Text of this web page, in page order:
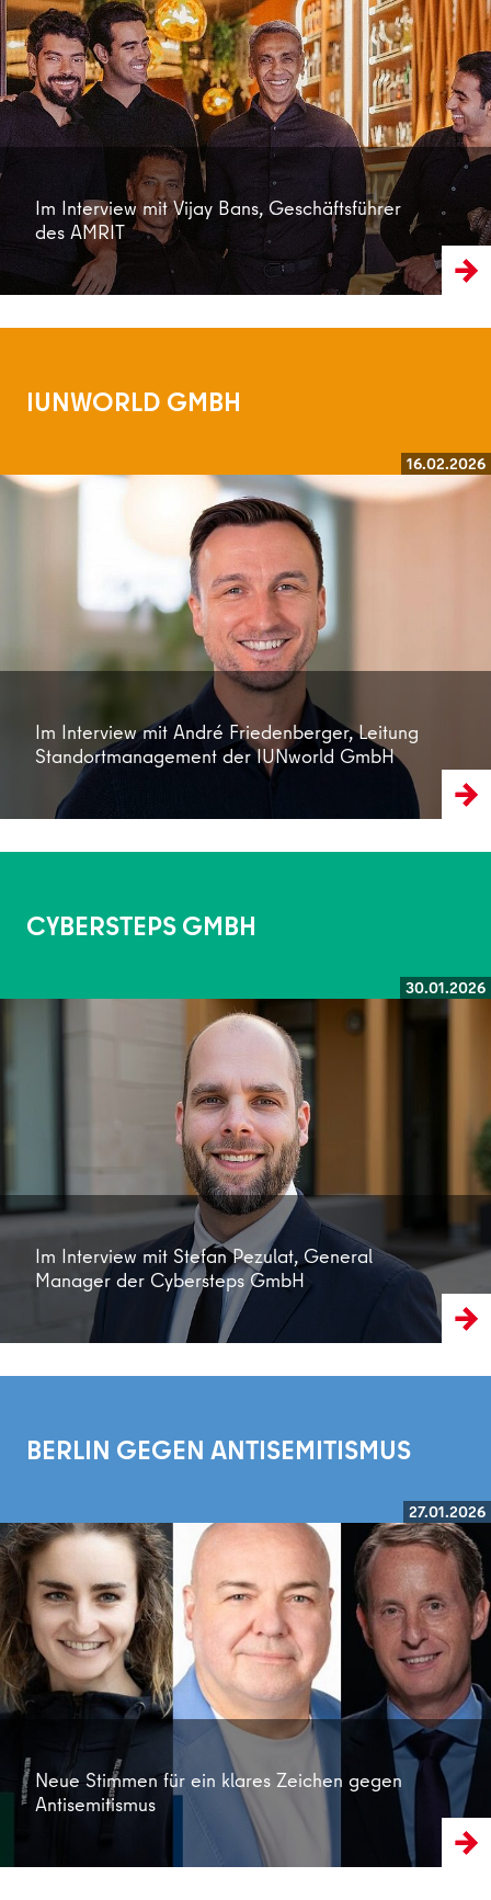
Im Interview mit Vijay Bans, Geschäftsführer
des AMRIT
Weiterlesen
IUNWORLD GMBH
16.02.2026
Im Interview mit André Friedenberger, Leitung
Standortmanagement der IUNworld GmbH
CYBERSTEPS GMBH
30.01.2026
Im Interview mit Stefan Pezulat, General
Manager der Cybersteps GmbH
BERLIN GEGEN ANTISEMITISMUS
27.01.2026
Neue Stimmen für ein klares Zeichen gegen
Antisemitismus
Weiterlesen